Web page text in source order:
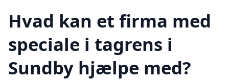
Hvad kan et firma med
speciale i tagrens i
Sundby hjælpe med?